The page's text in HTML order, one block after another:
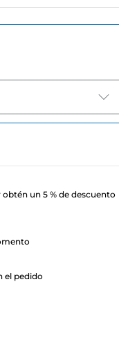
un 5 % de descuento
el pedido